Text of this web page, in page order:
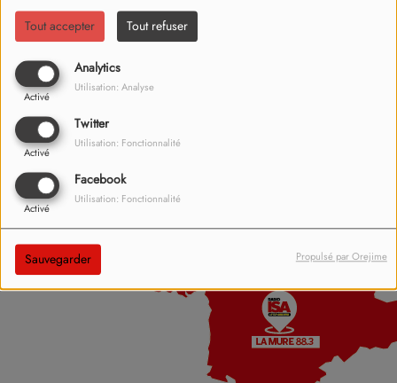
Tout accepter Tout refuser
Analytics
Activé
Utilisation: Analyse
Twitter
Activé
Utilisation: Fonctionnalité
Facebook
Activé
Utilisation: Fonctionnalité
Sauvegarder Propulsé par Orejime